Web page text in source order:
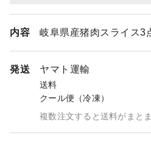
内容 岐阜県産猪肉スライス3
発送 ヤマト運輸
送料
クール便（冷凍）
複数注文すると送料がまとま